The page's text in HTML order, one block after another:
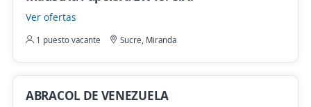
Ver ofertas
1 puesto vacante Sucre, Miranda
ABRACOL DE VENEZUELA